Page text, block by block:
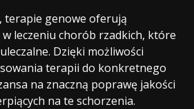
terapie genowe oferują
leczeniu chorób rzadkich, które
Dzięki możliwości
terapii do konkretnego
na znaczną poprawę jakości
na te schorzenia.